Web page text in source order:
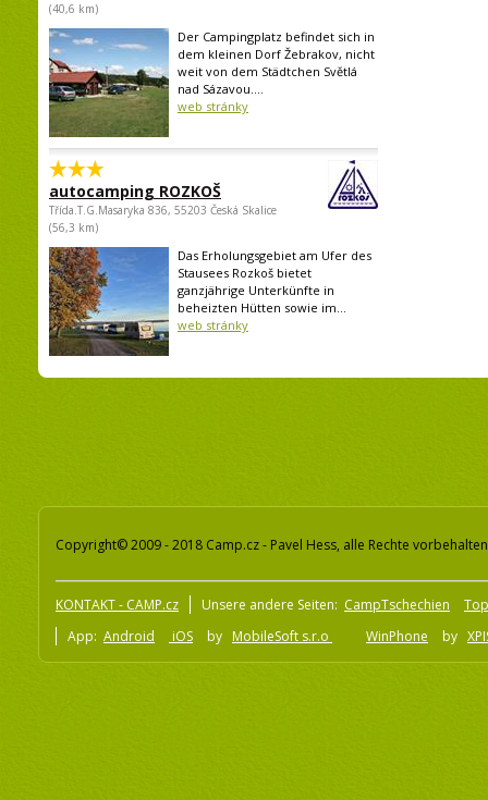
(40,6 km)
Der Campingplatz befindet sich in
dem kleinen Dorf Žebrakov, nicht
weit von dem Städtchen Světlá
nad Sázavou....
web stránky
autocamping ROZKOŠ
Třída.T.G.Masaryka 836, 55203 Česká Skalice
(56,3 km)
Das Erholungsgebiet am Ufer des
Stausees Rozkoš bietet
ganzjährige Unterkünfte in
beheizten Hütten sowie im...
web stránky
Copyright© 2009 - 2018 Camp.cz - Pavel Hess, alle Rechte vorbehalten
KONTAKT - CAMP.cz Unsere andere Seiten: CampTschechien
App: Android iOS by MobileSoft s.r.o WinPhone by